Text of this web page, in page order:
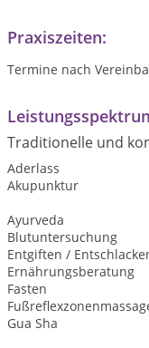
Praxiszeiten:
Termine nach
Traditionelle und
Aderlass
Akupunktur
Ayurveda
Blutuntersuchung
Entgiften /
Ernährungsberatung
Fasten
Gua Sha